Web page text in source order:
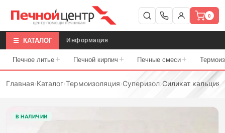
0
☰ КАТАЛОГ Информация
Печное литье + Печной кирпич + Печные смеси +
Главная›Каталог›Термоизоляция›Суперизол›Силикат
В НАЛИЧИИ